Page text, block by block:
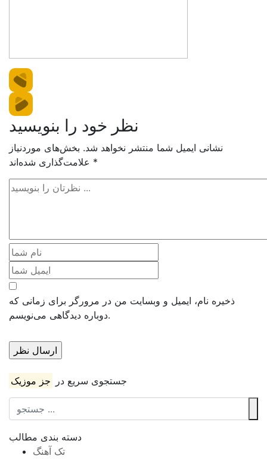
نظر خود را بنویسید
نشانی ایمیل شما منتشر نخواهد شد. بخش‌های موردنیاز
*
ذخیره نام، ایمیل و وبسایت من در مرورگر برای زمانی که
دوباره دیدگاهی می‌نویسم.
جستجوی سریع در جز موزیک
دسته بندی مطالب
تک آهنگ